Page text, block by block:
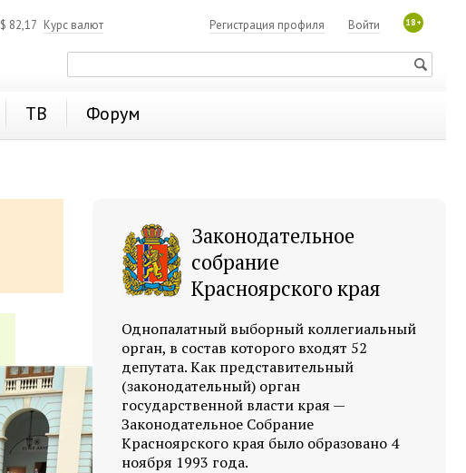
$ 82,17 Курс валют 18+
Войти
Регистрация профиля
ТВ Форум
Законодательное
собрание
Красноярского края
Однопалатный выборный коллегиальный
орган, в состав которого входят 52
депутата. Как представительный
(законодательный) орган
государственной власти края —
Законодательное Собрание
Красноярского края было образовано 4
ноября 1993 года.